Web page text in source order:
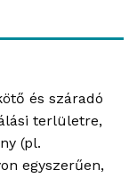
és száradó
terlületre,
(pl.
egyszerűen,